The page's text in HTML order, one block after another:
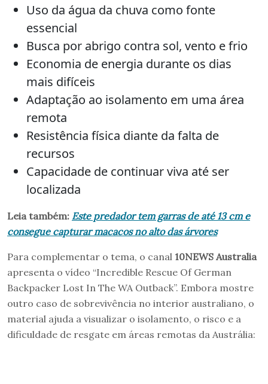
Uso da água da chuva como fonte
essencial
Busca por abrigo contra sol, vento e frio
Economia de energia durante os dias
mais difíceis
Adaptação ao isolamento em uma área
remota
Resistência física diante da falta de
recursos
Capacidade de continuar viva até ser
localizada
Leia também: Este predador tem garras de até 13 cm e
consegue capturar macacos no alto das árvores
Para complementar o tema, o canal 10NEWS Australia
apresenta o vídeo “Incredible Rescue Of German
Backpacker Lost In The WA Outback”. Embora mostre
outro caso de sobrevivência no interior australiano, o
material ajuda a visualizar o isolamento, o risco e a
dificuldade de resgate em áreas remotas da Austrália: